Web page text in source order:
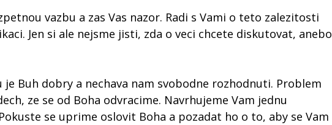
vazbu a zas Vas nazor. Radi s Vami o teto zalezitosti
Jen si ale nejsme jisti, zda o veci chcete diskutovat, anebo
je Buh dobry a nechava nam svobodne rozhodnuti. Problem
ze se od Boha odvracime. Navrhujeme Vam jednu
se uprime oslovit Boha a pozadat ho o to, aby se Vam